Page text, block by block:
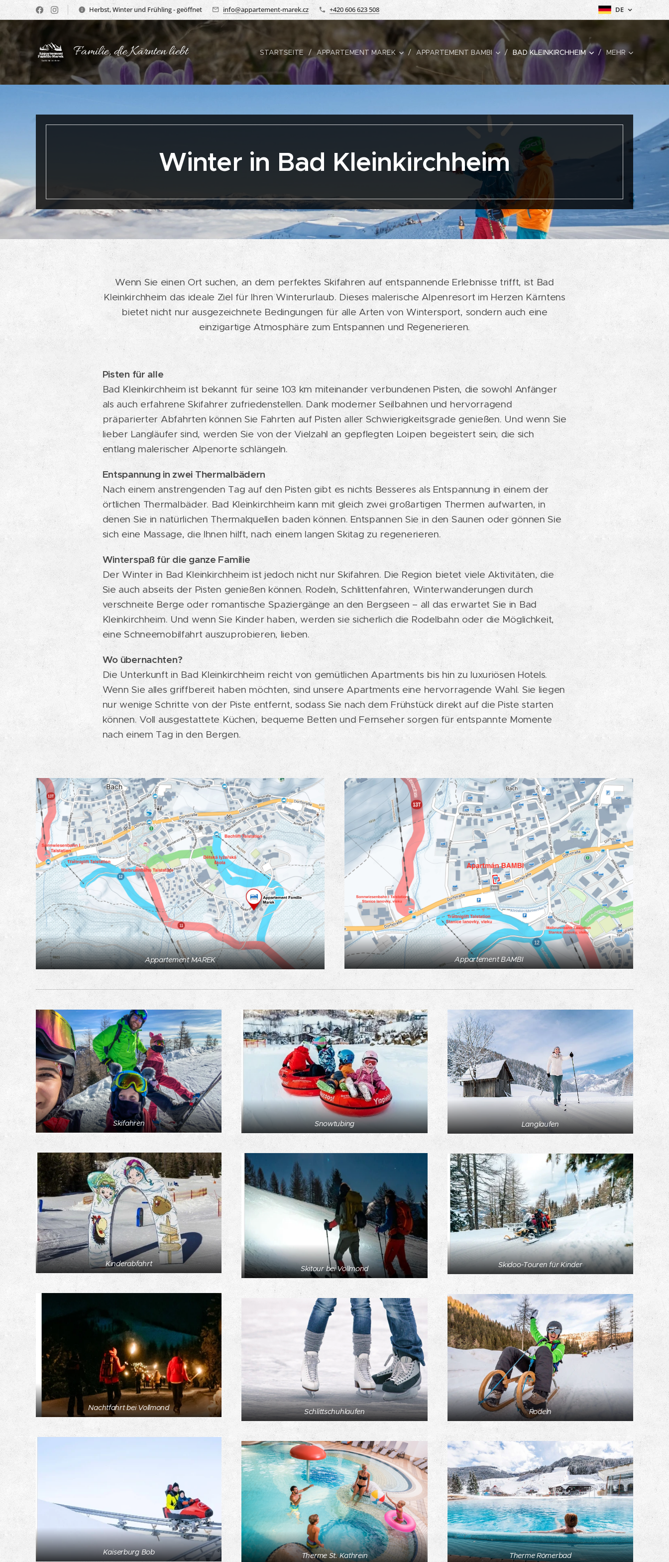
Herbst, Winter und Frühling - geöffnet info@appartement-marek.cz +420 606 623 508 DE
Familie, die Kärnten liebt STARTSEITE APPARTEMENT MAREK APPARTEMENT BAMBI BAD KLEINKIRCHHEIM MEHR
Winter in Bad Kleinkirchheim
Wenn Sie einen Ort suchen, an dem perfektes Skifahren auf entspannende Erlebnisse trifft, ist Bad
Kleinkirchheim das ideale Ziel für Ihren Winterurlaub. Dieses malerische Alpenresort im Herzen Kärntens
bietet nicht nur ausgezeichnete Bedingungen für alle Arten von Wintersport, sondern auch eine
einzigartige Atmosphäre zum Entspannen und Regenerieren.
Pisten für alle
Bad Kleinkirchheim ist bekannt für seine 103 km miteinander verbundenen Pisten, die sowohl Anfänger
als auch erfahrene Skifahrer zufriedenstellen. Dank moderner Seilbahnen und hervorragend
präparierter Abfahrten können Sie Fahrten auf Pisten aller Schwierigkeitsgrade genießen. Und wenn Sie
lieber Langläufer sind, werden Sie von der Vielzahl an gepflegten Loipen begeistert sein, die sich
entlang malerischer Alpenorte schlängeln.
Entspannung in zwei Thermalbädern
Nach einem anstrengenden Tag auf den Pisten gibt es nichts Besseres als Entspannung in einem der
örtlichen Thermalbäder. Bad Kleinkirchheim kann mit gleich zwei großartigen Thermen aufwarten, in
denen Sie in natürlichen Thermalquellen baden können. Entspannen Sie in den Saunen oder gönnen Sie
sich eine Massage, die Ihnen hilft, nach einem langen Skitag zu regenerieren.
Winterspaß für die ganze Familie
Der Winter in Bad Kleinkirchheim ist jedoch nicht nur Skifahren. Die Region bietet viele Aktivitäten, die
Sie auch abseits der Pisten genießen können. Rodeln, Schlittenfahren, Winterwanderungen durch
verschneite Berge oder romantische Spaziergänge an den Bergseen – all das erwartet Sie in Bad
Kleinkirchheim. Und wenn Sie Kinder haben, werden sie sicherlich die Rodelbahn oder die Möglichkeit,
eine Schneemobilfahrt auszuprobieren, lieben.
Wo übernachten?
Die Unterkunft in Bad Kleinkirchheim reicht von gemütlichen Apartments bis hin zu luxuriösen Hotels.
Wenn Sie alles griffbereit haben möchten, sind unsere Apartments eine hervorragende Wahl. Sie liegen
nur wenige Schritte von der Piste entfernt, sodass Sie nach dem Frühstück direkt auf die Piste starten
können. Voll ausgestattete Küchen, bequeme Betten und Fernseher sorgen für entspannte Momente
nach einem Tag in den Bergen.
Appartement MAREK Appartement BAMBI
Skifahren
Kinderabfahrt
Nachtfahrt bei Vollmond
Kaiserburg Bob
Snowtubing
Skitour bei Vollmond
Schlittschuhlaufen
Therme St. Kathrein
Langlaufen
Skidoo-Touren für Kinder
Rodeln
Therme Römerbad